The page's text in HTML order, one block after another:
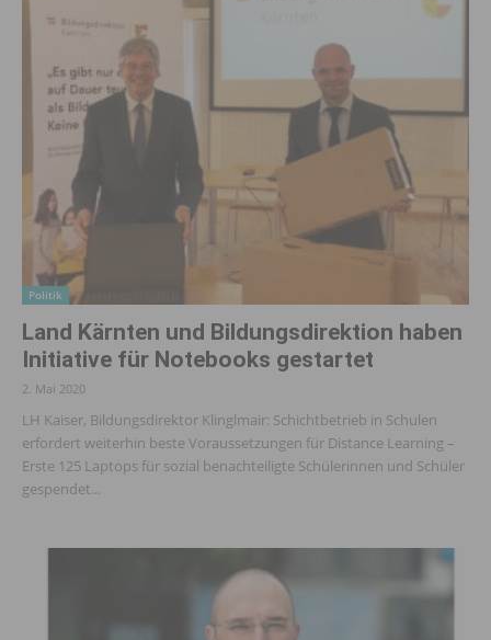
Politik
Land Kärnten und Bildungsdirektion haben
Initiative für Notebooks gestartet
2. Mai 2020
LH Kaiser, Bildungsdirektor Klinglmair: Schichtbetrieb in Schulen
erfordert weiterhin beste Voraussetzungen für Distance Learning –
Erste 125 Laptops für sozial benachteiligte Schülerinnen und Schüler
gespendet...